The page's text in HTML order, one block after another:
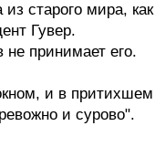
старого мира, как
Гувер.
не принимает его.
и в притихшем
и сурово".